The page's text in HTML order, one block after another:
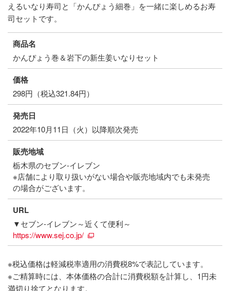
えるいなり寿司と「かんぴょう細巻」を一緒に楽しめるお寿
司セットです。
商品名
かんぴょう巻＆岩下の新生姜いなりセット
価格
298円（税込321.84円）
発売日
2022年10月11日（火）以降順次発売
販売地域
栃木県のセブン‐イレブン
※店舗により取り扱いがない場合や販売地域内でも未発売
の場合がございます。
URL
▼セブン‐イレブン～近くて便利～
https://www.sej.co.jp/
※税込価格は軽減税率適用の消費税8%で表記しています。
※ご精算時には、本体価格の合計に消費税額を計算し、1円未
満切り捨てとなります。